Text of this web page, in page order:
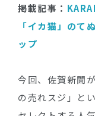
掲載記事：
「イカ猫」のて
ップ
今回、佐賀新聞
の売れスジ」と